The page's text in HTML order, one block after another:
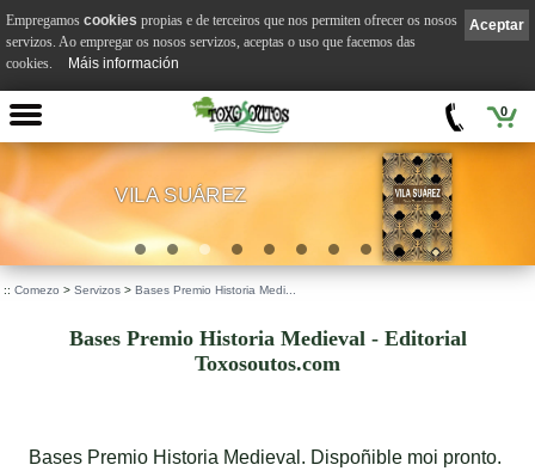
0
VILA SUÁREZ
:: Comezo > Servizos > Bases Premio Historia Medi...
Bases Premio Historia Medieval - Editorial
Toxosoutos.com
Bases Premio Historia Medieval. Dispoñible moi pronto.
Aceptar
Empregamos cookies propias e de terceiros que nos permiten ofrecer os nosos
servizos. Ao empregar os nosos servizos, aceptas o uso que facemos das
cookies.
Máis información